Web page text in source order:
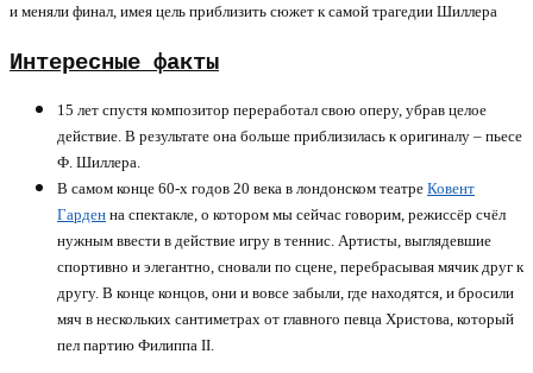
и меняли финал, имея цель приблизить сюжет к самой трагедии Шиллера
Интересные факты
15 лет спустя композитор переработал свою оперу, убрав целое
действие. В результате она больше приблизилась к оригиналу – пьесе
Ф. Шиллера.
В самом конце 60-х годов 20 века в лондонском театре Ковент
Гарден на спектакле, о котором мы сейчас говорим, режиссёр счёл
нужным ввести в действие игру в теннис. Артисты, выглядевшие
спортивно и элегантно, сновали по сцене, перебрасывая мячик друг к
другу. В конце концов, они и вовсе забыли, где находятся, и бросили
мяч в нескольких сантиметрах от главного певца Христова, который
пел партию Филиппа II.